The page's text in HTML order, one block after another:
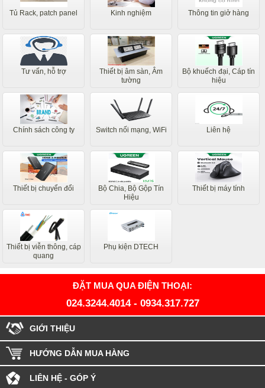
Tủ Rack, patch panel Kinh nghiệm Thông tin giở hàng
Tư vấn, hỗ trợ
Thiết bị âm sàn, Âm
tường
Bộ khuếch đại, Cáp tín
hiệu
Chính sách công ty Switch nối mạng, WiFi Liên hệ
Thiết bị chuyển đổi
Bộ Chia, Bộ Gộp Tín
Hiệu
Thiết bị máy tính
Thiết bị viễn thông, cáp
quang
Phụ kiện DTECH
ĐẶT MUA QUA ĐIỆN THOẠI:
024.3244.4014- 0934.317.727
GIỚI THIỆU
HƯỚNG DẪN MUA HÀNG
LIÊN HỆ - GÓP Ý